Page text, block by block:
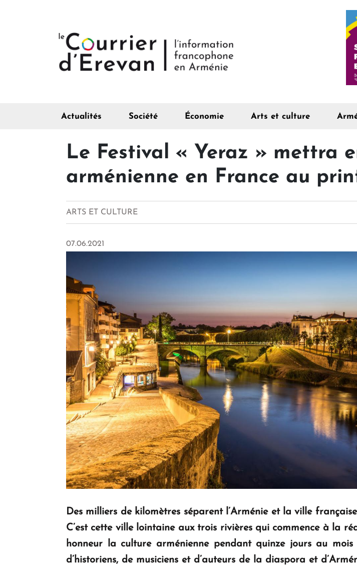
Actualités Société Économie Arts et culture
Le Festival « Yeraz » mettra
arménienne en France au
ARTS ET CULTURE
07.06.2021
Des milliers de kilomètres séparent l’Arménie et la ville
C’est cette ville lointaine aux trois rivières qui commence à la
honneur la culture arménienne pendant quinze jours au
d’historiens, de musiciens et d’auteurs de la diaspora et